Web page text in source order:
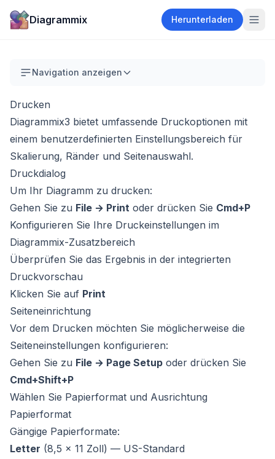
Diagrammix Herunterladen
Navigation anzeigen
Drucken
Diagrammix3 bietet umfassende Druckoptionen mit
einem benutzerdefinierten Einstellungsbereich für
Skalierung, Ränder und Seitenauswahl.
Druckdialog
Um Ihr Diagramm zu drucken:
Gehen Sie zu File → Print oder drücken Sie Cmd+P
Konfigurieren Sie Ihre Druckeinstellungen im
Diagrammix-Zusatzbereich
Überprüfen Sie das Ergebnis in der integrierten
Druckvorschau
Klicken Sie auf Print
Seiteneinrichtung
Vor dem Drucken möchten Sie möglicherweise die
Seiteneinstellungen konfigurieren:
Gehen Sie zu File → Page Setup oder drücken Sie
Cmd+Shift+P
Wählen Sie Papierformat und Ausrichtung
Papierformat
Gängige Papierformate:
Letter (8,5 × 11 Zoll) — US-Standard